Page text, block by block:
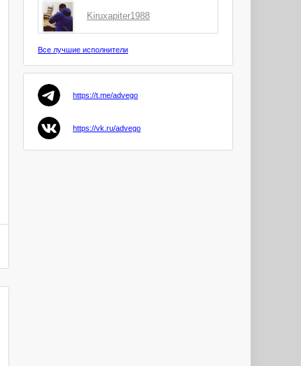
Kiruxapiter1988
avesta88
Все лучшие исполнители
https://t.me/advego
https://vk.ru/advego